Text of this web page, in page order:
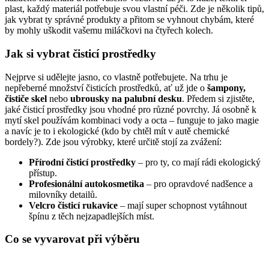
plast, každý materiál potřebuje svou vlastní péči. Zde je několik tipů,
jak vybrat ty správné produkty a přitom se vyhnout chybám, které
by mohly uškodit vašemu miláčkovi na čtyřech kolech.
Jak si vybrat čisticí prostředky
Nejprve si udělejte jasno, co vlastně potřebujete. Na trhu je
nepřeberné množství čisticích prostředků, ať už jde o šampony,
čističe skel nebo ubrousky na palubní desku. Předem si zjistěte,
jaké čisticí prostředky jsou vhodné pro různé povrchy. Já osobně k
mytí skel používám kombinaci vody a octa – funguje to jako magie
a navíc je to i ekologické (kdo by chtěl mít v autě chemické
bordely?). Zde jsou výrobky, které určitě stojí za zvážení:
Přírodní čisticí prostředky – pro ty, co mají rádi ekologický
přístup.
Profesionální autokosmetika – pro opravdové nadšence a
milovníky detailů.
Velcro čisticí rukavice – mají super schopnost vytáhnout
špínu z těch nejzapadlejších míst.
Co se vyvarovat při výběru